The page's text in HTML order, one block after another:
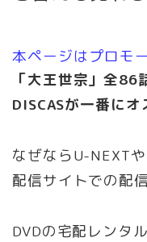
本ページはプロモ
「大王世宗」全86
DISCASが一番にオ
なぜならU-NEXT
配信サイトでの配
DVDの宅配レンタ